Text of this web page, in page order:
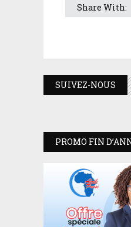
Share With:
SUIVEZ-NOUS
PROMO FIN